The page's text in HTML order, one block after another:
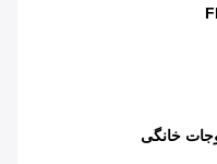
خانگی